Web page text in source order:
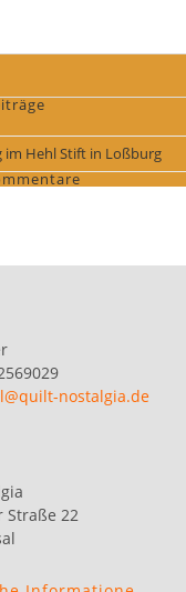
im Hehl Stift in Loßburg
nostalgia.de
Straße 22